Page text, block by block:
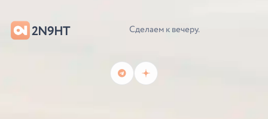
2N9HT Сделаем к вечеру.